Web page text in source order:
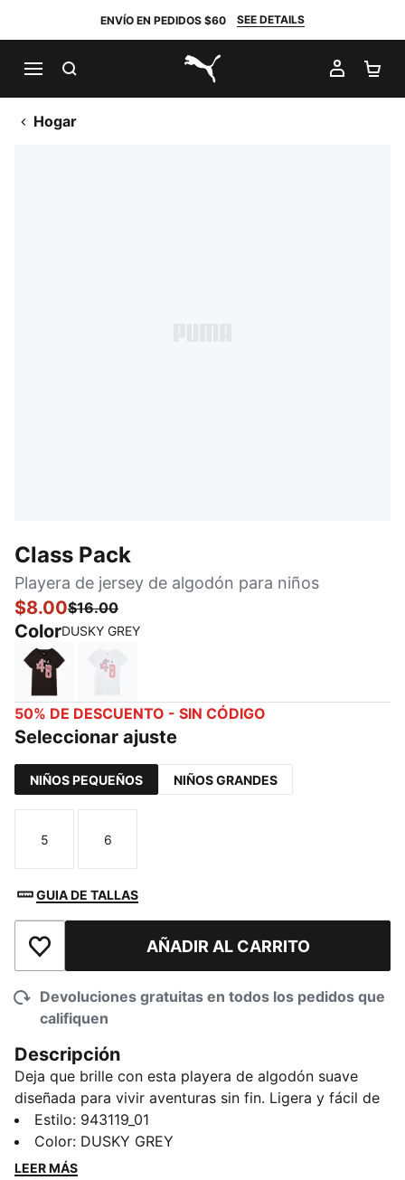
ENVÍO EN PEDIDOS $60 SEE DETAILS
PUMA.com
MI
Hogar
Class Pack
Playera de jersey de algodón para niños
$8.00$16.00
ColorDUSKY GREY
DUSKY GREYPUMA WHITE
50% DE DESCUENTO - SIN CÓDIGO
Seleccionar ajuste
NIÑOS PEQUEÑOS NIÑOS GRANDES
Talla
5
Talla
6
GUIA DE TALLAS
Añadir a la lista de deseosAÑADIR AL CARRITO
Devoluciones gratuitas en todos los pedidos que
califiquen
Descripción
Deja que brille con esta playera de algodón suave
diseñada para vivir aventuras sin fin. Ligera y fácil de
llevar, es perfecta para salir a jugar, ir al parque o
pasar un rato agradable en casa. Diseñada para las
pequeñas trendsetters, esta pieza está llena de
Estilo: 943119_01
Color: DUSKY GREY
LEER MÁS